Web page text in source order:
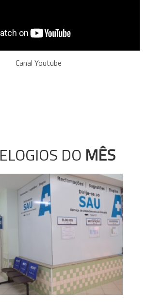
Canal Youtube
ELOGIOS DO MÊS